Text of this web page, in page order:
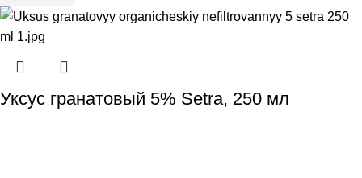
Уксус гранатовый 5% Setra, 250 мл